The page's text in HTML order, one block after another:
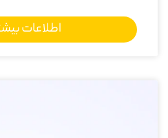
اطلاعات